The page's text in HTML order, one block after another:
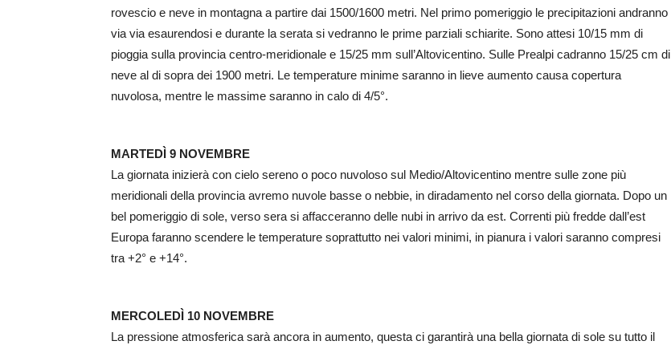
rovescio e neve in montagna a partire dai 1500/1600 metri. Nel primo pomeriggio le precipitazioni andranno
via via esaurendosi e durante la serata si vedranno le prime parziali schiarite. Sono attesi 10/15 mm di
pioggia sulla provincia centro-meridionale e 15/25 mm sull’Altovicentino. Sulle Prealpi cadranno 15/25 cm di
neve al di sopra dei 1900 metri. Le temperature minime saranno in lieve aumento causa copertura
nuvolosa, mentre le massime saranno in calo di 4/5°.
MARTEDÌ 9 NOVEMBRE
La giornata inizierà con cielo sereno o poco nuvoloso sul Medio/Altovicentino mentre sulle zone più
meridionali della provincia avremo nuvole basse o nebbie, in diradamento nel corso della giornata. Dopo un
bel pomeriggio di sole, verso sera si affacceranno delle nubi in arrivo da est. Correnti più fredde dall’est
Europa faranno scendere le temperature soprattutto nei valori minimi, in pianura i valori saranno compresi
tra +2° e +14°.
MERCOLEDÌ 10 NOVEMBRE
La pressione atmosferica sarà ancora in aumento, questa ci garantirà una bella giornata di sole su tutto il